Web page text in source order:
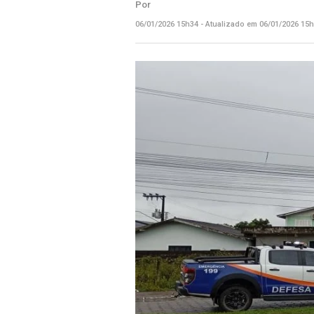
Por
06/01/2026 15h34 - Atualizado em 06/01/2026